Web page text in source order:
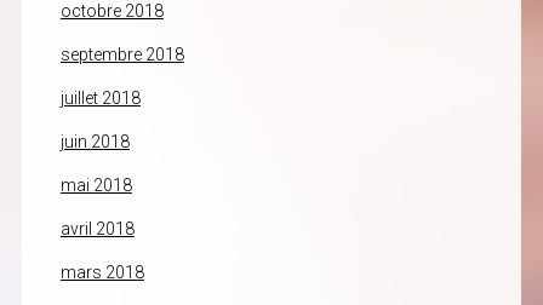
octobre 2018
septembre 2018
juillet 2018
juin 2018
mai 2018
avril 2018
mars 2018